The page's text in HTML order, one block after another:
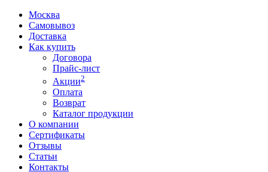
Москва
Самовывоз
Доставка
Как купить
Договора
Прайс-лист
Акции2
Оплата
Возврат
Каталог продукции
О компании
Сертификаты
Отзывы
Статьи
Контакты